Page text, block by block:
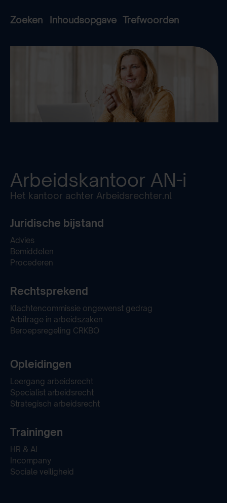
Zoeken Inhoudsopgave Trefwoorden
Arbeidskantoor AN-i
Het kantoor achter Arbeidsrechter.nl
Juridische bijstand
Advies
Bemiddelen
Procederen
Rechtsprekend
Klachtencommissie ongewenst gedrag
Arbitrage in arbeidszaken
Beroepsregeling CRKBO
Opleidingen
Leergang arbeidsrecht
Specialist arbeidsrecht
Strategisch arbeidsrecht
Trainingen
HR & AI
Incompany
Sociale veiligheid